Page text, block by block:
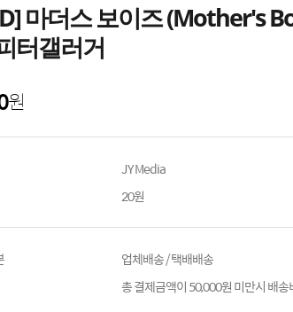
마더스 보이즈 (Mother's
터갤러거
원
JY Media
20원
업체배송 / 택배배송
총 결제금액이 50,000원 미만시 배